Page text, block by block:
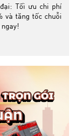
Tối ưu chi phí
và tăng tốc chuỗi